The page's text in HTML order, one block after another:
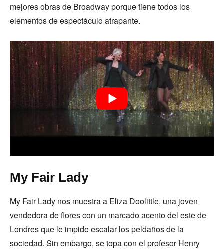
mejores obras de Broadway porque tiene todos los
elementos de espectáculo atrapante.
My Fair Lady
My Fair Lady nos muestra a Eliza Doolittle, una joven
vendedora de flores con un marcado acento del este de
Londres que le impide escalar los peldaños de la
sociedad. Sin embargo, se topa con el profesor Henry